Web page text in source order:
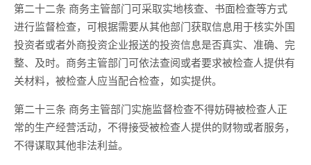
第二十二条 商务主管部门可采取实地核查、书面检查等方式
进行监督检查，可根据需要从其他部门获取信息用于核实外国
投资者或者外商投资企业报送的投资信息是否真实、准确、完
整、及时。商务主管部门可依法查阅或者要求被检查人提供有
关材料，被检查人应当配合检查，如实提供。
第二十三条 商务主管部门实施监督检查不得妨碍被检查人正
常的生产经营活动，不得接受被检查人提供的财物或者服务，
不得谋取其他非法利益。